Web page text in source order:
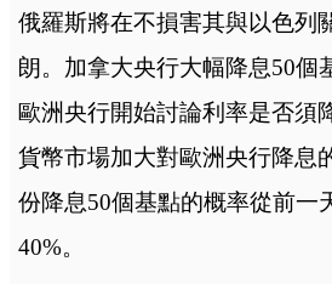
俄羅斯將在不損害其與以色列
朗。加拿大央行大幅降息50個
歐洲央行開始討論利率是否須
貨幣市場加大對歐洲央行降息
份降息50個基點的概率從前一
40%。